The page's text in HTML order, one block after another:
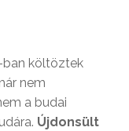
ban költöztek
nem
a budai
Újdonsült